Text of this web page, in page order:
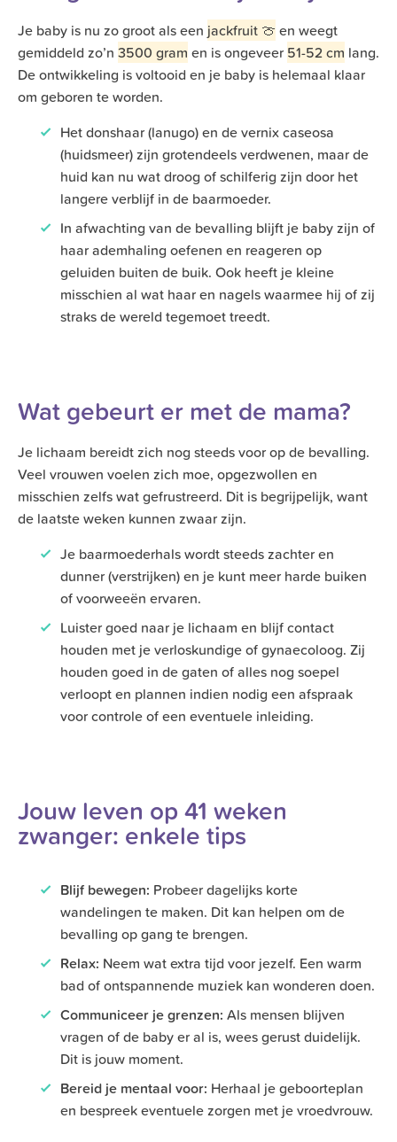
Je baby is nu zo groot als een jackfruit 🍈 en weegt
gemiddeld zo’n 3500 gram en is ongeveer 51-52 cm lang.
De ontwikkeling is voltooid en je baby is helemaal klaar
om geboren te worden.
Het donshaar (lanugo) en de vernix caseosa
(huidsmeer) zijn grotendeels verdwenen, maar de
huid kan nu wat droog of schilferig zijn door het
langere verblijf in de baarmoeder.
In afwachting van de bevalling blijft je baby zijn of
haar ademhaling oefenen en reageren op
geluiden buiten de buik. Ook heeft je kleine
misschien al wat haar en nagels waarmee hij of zij
straks de wereld tegemoet treedt.
Wat gebeurt er met de mama?
Je lichaam bereidt zich nog steeds voor op de bevalling.
Veel vrouwen voelen zich moe, opgezwollen en
misschien zelfs wat gefrustreerd. Dit is begrijpelijk, want
de laatste weken kunnen zwaar zijn.
Je baarmoederhals wordt steeds zachter en
dunner (verstrijken) en je kunt meer harde buiken
of voorweeën ervaren.
Luister goed naar je lichaam en blijf contact
houden met je verloskundige of gynaecoloog. Zij
houden goed in de gaten of alles nog soepel
verloopt en plannen indien nodig een afspraak
voor controle of een eventuele inleiding.
Jouw leven op 41 weken
zwanger: enkele tips
Blijf bewegen: Probeer dagelijks korte
wandelingen te maken. Dit kan helpen om de
bevalling op gang te brengen.
Relax: Neem wat extra tijd voor jezelf. Een warm
bad of ontspannende muziek kan wonderen doen.
Communiceer je grenzen: Als mensen blijven
vragen of de baby er al is, wees gerust duidelijk.
Dit is jouw moment.
Bereid je mentaal voor: Herhaal je geboorteplan
en bespreek eventuele zorgen met je vroedvrouw.